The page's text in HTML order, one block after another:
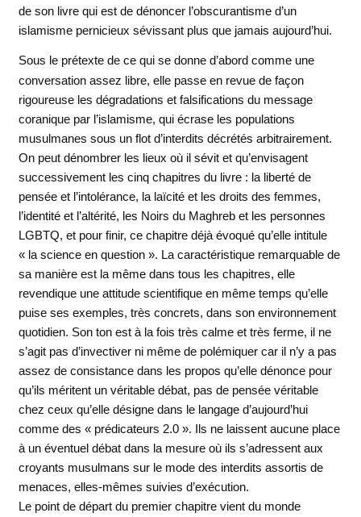
de son livre qui est de dénoncer l’obscurantisme d’un
islamisme pernicieux sévissant plus que jamais aujourd’hui.
Sous le prétexte de ce qui se donne d’abord comme une
conversation assez libre, elle passe en revue de façon
rigoureuse les dégradations et falsifications du message
coranique par l’islamisme, qui écrase les populations
musulmanes sous un flot d’interdits décrétés arbitrairement.
On peut dénombrer les lieux où il sévit et qu’envisagent
successivement les cinq chapitres du livre : la liberté de
pensée et l’intolérance, la laïcité et les droits des femmes,
l’identité et l’altérité, les Noirs du Maghreb et les personnes
LGBTQ, et pour finir, ce chapitre déjà évoqué qu’elle intitule
« la science en question ». La caractéristique remarquable de
sa manière est la même dans tous les chapitres, elle
revendique une attitude scientifique en même temps qu’elle
puise ses exemples, très concrets, dans son environnement
quotidien. Son ton est à la fois très calme et très ferme, il ne
s’agit pas d’invectiver ni même de polémiquer car il n’y a pas
assez de consistance dans les propos qu’elle dénonce pour
qu’ils méritent un véritable débat, pas de pensée véritable
chez ceux qu’elle désigne dans le langage d’aujourd’hui
comme des « prédicateurs 2.0 ». Ils ne laissent aucune place
à un éventuel débat dans la mesure où ils s’adressent aux
croyants musulmans sur le mode des interdits assortis de
menaces, elles-mêmes suivies d’exécution.
Le point de départ du premier chapitre vient du monde